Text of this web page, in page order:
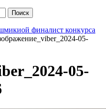
Поиск
финалист конкурса
05-
05-